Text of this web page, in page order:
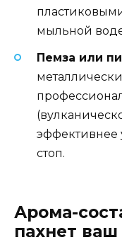
мыльной
Пемза или
эффективнее
стоп.
Арома-
пахнет ваш